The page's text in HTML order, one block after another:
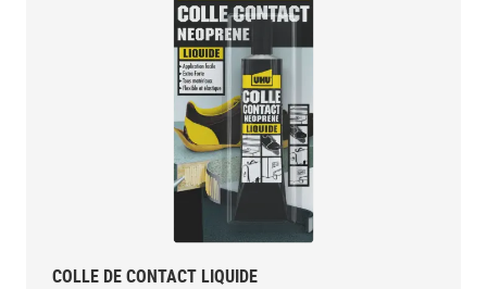
COLLE DE CONTACT LIQUIDE